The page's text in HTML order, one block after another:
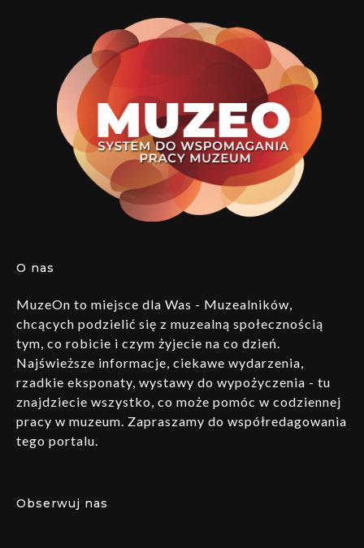
O nas
MuzeOn to miejsce dla Was - Muzealników,
chcących podzielić się z muzealną społecznością
tym, co robicie i czym żyjecie na co dzień.
Najświeższe informacje, ciekawe wydarzenia,
rzadkie eksponaty, wystawy do wypożyczenia - tu
znajdziecie wszystko, co może pomóc w codziennej
pracy w muzeum. Zapraszamy do współredagowania
tego portalu.
Obserwuj nas